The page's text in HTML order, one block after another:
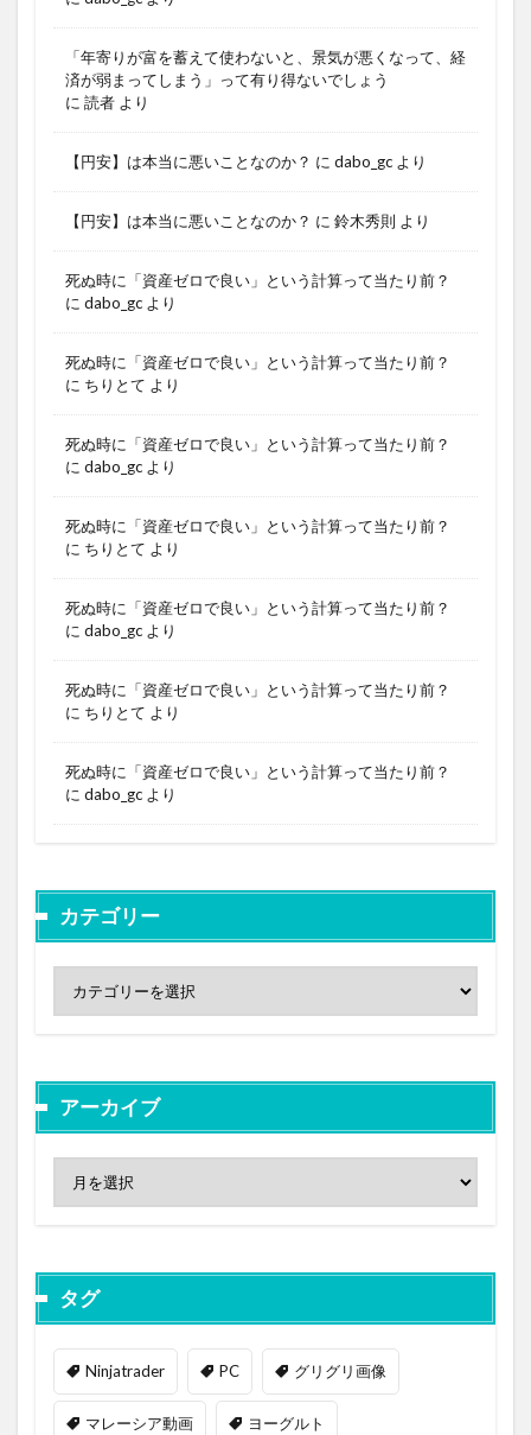
「年寄りが富を蓄えて使わないと、景気が悪くなって、経
済が弱まってしまう」って有り得ないでしょう
に 読者 より
【円安】は本当に悪いことなのか？ に dabo_gc より
【円安】は本当に悪いことなのか？ に 鈴木秀則 より
死ぬ時に「資産ゼロで良い」という計算って当たり前？
に dabo_gc より
死ぬ時に「資産ゼロで良い」という計算って当たり前？
に ちりとて より
死ぬ時に「資産ゼロで良い」という計算って当たり前？
に dabo_gc より
死ぬ時に「資産ゼロで良い」という計算って当たり前？
に ちりとて より
死ぬ時に「資産ゼロで良い」という計算って当たり前？
に dabo_gc より
死ぬ時に「資産ゼロで良い」という計算って当たり前？
に ちりとて より
死ぬ時に「資産ゼロで良い」という計算って当たり前？
に dabo_gc より
カテゴリー
アーカイブ
タグ
Ninjatrader PC グリグリ画像
マレーシア動画 ヨーグルト